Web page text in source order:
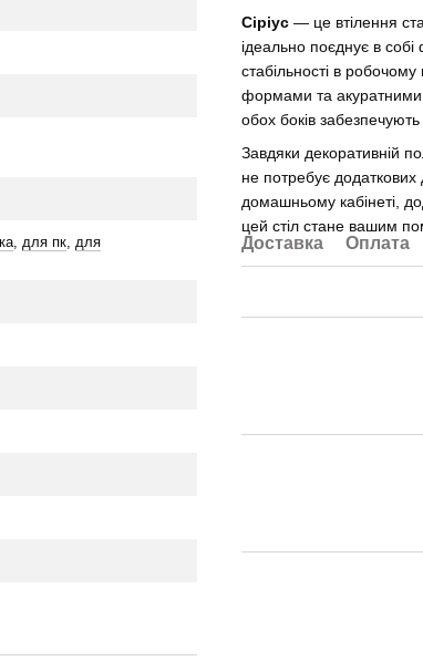
, для пк, для
Сіріус — це втілення
ідеально поєднує в собі
стабільності в
формами та акуратними
обох боків
Завдяки декоративній
не потребує додаткових
домашньому кабінеті,
цей стіл стане вашим
Доставка Оплата